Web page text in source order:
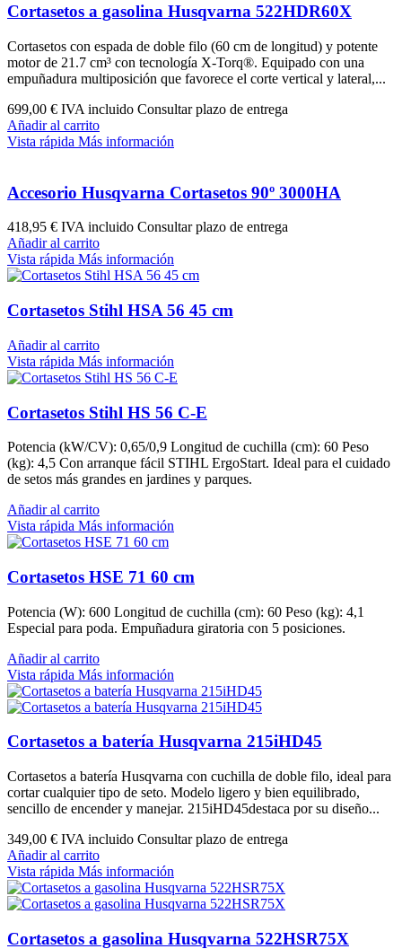
Cortasetos a gasolina Husqvarna 522HDR60X
Cortasetos con espada de doble filo (60 cm de longitud) y potente
motor de 21.7 cm³ con tecnología X-Torq®. Equipado con una
empuñadura multiposición que favorece el corte vertical y lateral,...
699,00 € IVA incluido Consultar plazo de entrega
Añadir al carrito
Vista rápida Más información
Accesorio Husqvarna Cortasetos 90º 3000HA
418,95 € IVA incluido Consultar plazo de entrega
Añadir al carrito
Vista rápida Más información
Cortasetos Stihl HSA 56 45 cm
Añadir al carrito
Vista rápida Más información
Cortasetos Stihl HS 56 C-E
Potencia (kW/CV): 0,65/0,9 Longitud de cuchilla (cm): 60 Peso
(kg): 4,5 Con arranque fácil STIHL ErgoStart. Ideal para el cuidado
de setos más grandes en jardines y parques.
Añadir al carrito
Vista rápida Más información
Cortasetos HSE 71 60 cm
Potencia (W): 600 Longitud de cuchilla (cm): 60 Peso (kg): 4,1
Especial para poda. Empuñadura giratoria con 5 posiciones.
Añadir al carrito
Vista rápida Más información
Cortasetos a batería Husqvarna 215iHD45
Cortasetos a batería Husqvarna con cuchilla de doble filo, ideal para
cortar cualquier tipo de seto. Modelo ligero y bien equilibrado,
sencillo de encender y manejar. 215iHD45destaca por su diseño...
349,00 € IVA incluido Consultar plazo de entrega
Añadir al carrito
Vista rápida Más información
Cortasetos a gasolina Husqvarna 522HSR75X